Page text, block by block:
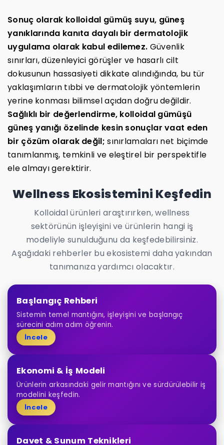
Sonuç olarak kolloidal gümüş suyu, güneş
yanıklarında kanıta dayalı bir dermatolojik
uygulama olarak kabul edilemez. Güvenlik
sınırları, düzenleyici görüşler ve hasarlı cilt
dokusunun hassasiyeti dikkate alındığında, bu tür
yaklaşımların tıbbi ve dermatolojik yöntemlerin
yerine konması bilimsel açıdan doğru değildir.
Sağlıklı bir değerlendirme, kolloidal gümüşü
güneş yanığı özelinde kesin sonuçlar vaat eden
bir çözüm olarak değil; sınırlamaları net biçimde
tanımlanmış, temkinli ve eleştirel bir perspektifle
ele almayı gerektirir.
Wellness Ekosistemini Keşfedin
Kolloidal ürünleri araştırırken, wellness
sektörünün işleyişini ve ürünlerin hangi iş
modeliyle sunulduğunu da keşfedebilirsiniz.
Aşağıdaki rehberler bu ekosistemi daha yakından
tanımanıza yardımcı olacaktır.
Başlangıç Rehberi
Sistemin temel mantığını, işleyişini ve başlangıç
sürecini adım adım öğrenin.
İncele
Ekonomi & İş Modeli
Ürünlerin arkasındaki gelir mantığını ve sürdürülebilir iş
modelini keşfedin.
İncele
Davet & Sunum Teknikleri